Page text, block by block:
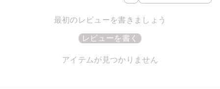
最初のレビューを書きましょう
レビューを書く
アイテムが見つかりません